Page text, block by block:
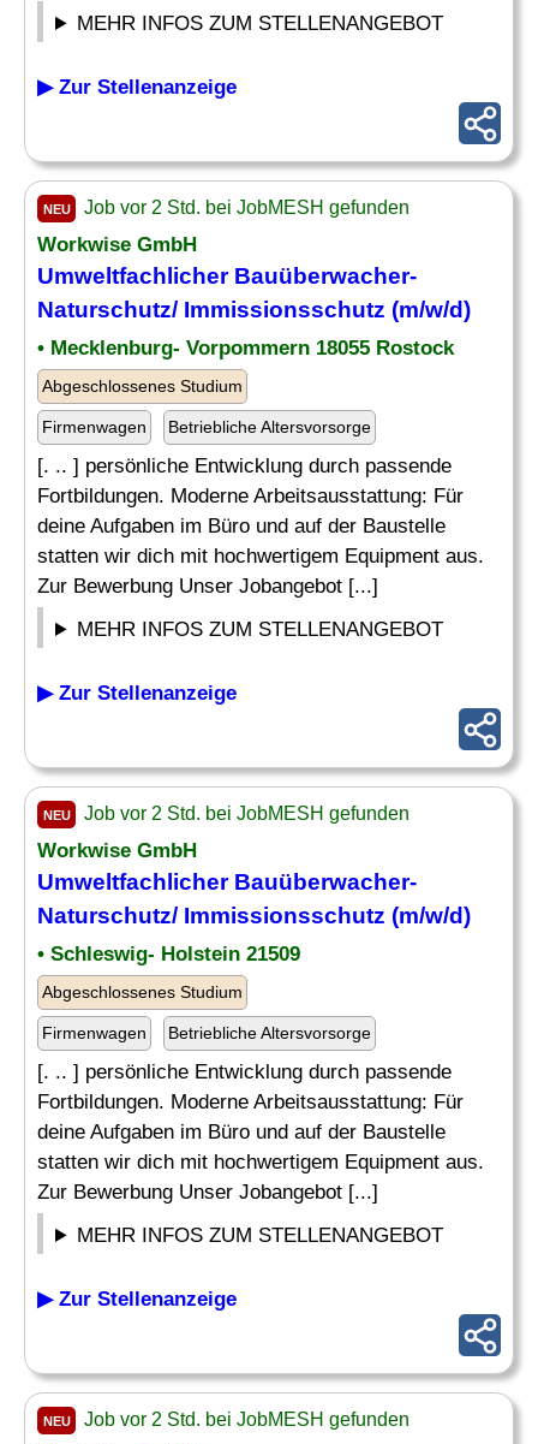
MEHR INFOS ZUM STELLENANGEBOT
▶ Zur Stellenanzeige
NEU Job vor 2 Std. bei JobMESH gefunden
Workwise GmbH
Umweltfachlicher Bauüberwacher-
Naturschutz/ Immissionsschutz (m/w/d)
• Mecklenburg- Vorpommern 18055 Rostock
Abgeschlossenes Studium
Firmenwagen Betriebliche Altersvorsorge
[. .. ] persönliche Entwicklung durch passende
Fortbildungen. Moderne Arbeitsausstattung: Für
deine Aufgaben im Büro und auf der Baustelle
statten wir dich mit hochwertigem Equipment aus.
Zur Bewerbung Unser Jobangebot [...]
MEHR INFOS ZUM STELLENANGEBOT
▶ Zur Stellenanzeige
NEU Job vor 2 Std. bei JobMESH gefunden
Workwise GmbH
Umweltfachlicher Bauüberwacher-
Naturschutz/ Immissionsschutz (m/w/d)
• Schleswig- Holstein 21509
Abgeschlossenes Studium
Firmenwagen Betriebliche Altersvorsorge
[. .. ] persönliche Entwicklung durch passende
Fortbildungen. Moderne Arbeitsausstattung: Für
deine Aufgaben im Büro und auf der Baustelle
statten wir dich mit hochwertigem Equipment aus.
Zur Bewerbung Unser Jobangebot [...]
MEHR INFOS ZUM STELLENANGEBOT
▶ Zur Stellenanzeige
NEU Job vor 2 Std. bei JobMESH gefunden